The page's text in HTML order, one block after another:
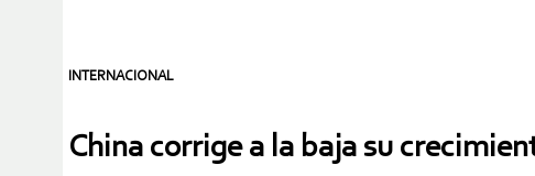
INTERNACIONAL
China corrige a la baja su